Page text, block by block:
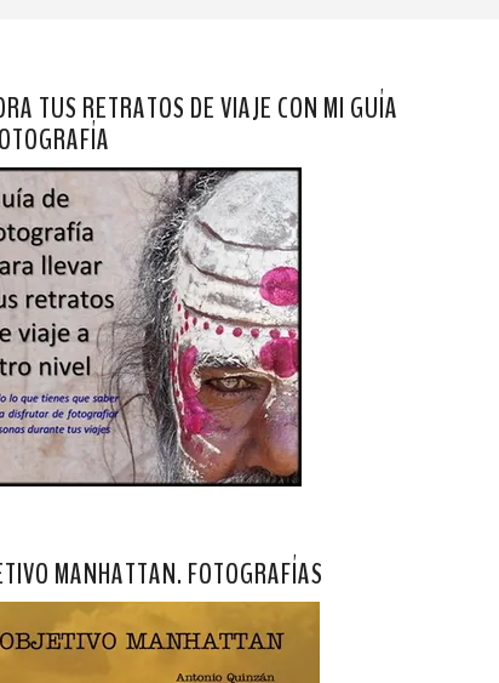
TUS RETRATOS DE VIAJE CON MI GUÍA
MANHATTAN. FOTOGRAFÍAS